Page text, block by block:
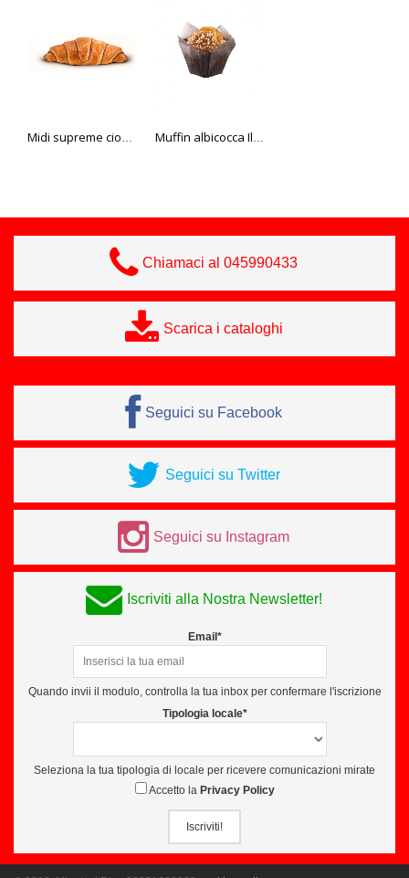
Midi supreme cioccolato 45 gr Muffin albicocca Il Pasticcere 90 gr
Chiamaci al 045990433
Scarica i cataloghi
Seguici su Facebook
Seguici su Twitter
Seguici su Instagram
Iscriviti alla Nostra Newsletter!
Email*
Quando invii il modulo, controlla la tua inbox per confermare l'iscrizione
Tipologia locale*
Seleziona la tua tipologia di locale per ricevere comunicazioni mirate
Accetto la Privacy Policy
Iscriviti!